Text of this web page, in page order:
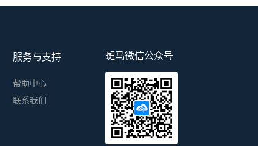
服务与支持
帮助中心
联系我们
斑马微信公众号